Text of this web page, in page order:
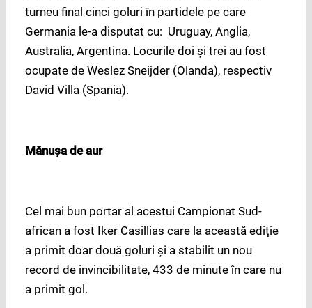
turneu final cinci goluri în partidele pe care
Germania le-a disputat cu: Uruguay, Anglia,
Australia, Argentina. Locurile doi şi trei au fost
ocupate de Weslez Sneijder (Olanda), respectiv
David Villa (Spania).
Mănuşa de aur
Cel mai bun portar al acestui Campionat Sud-
african a fost Iker Casillias care la această ediţie
a primit doar două goluri şi a stabilit un nou
record de invincibilitate, 433 de minute în care nu
a primit gol.